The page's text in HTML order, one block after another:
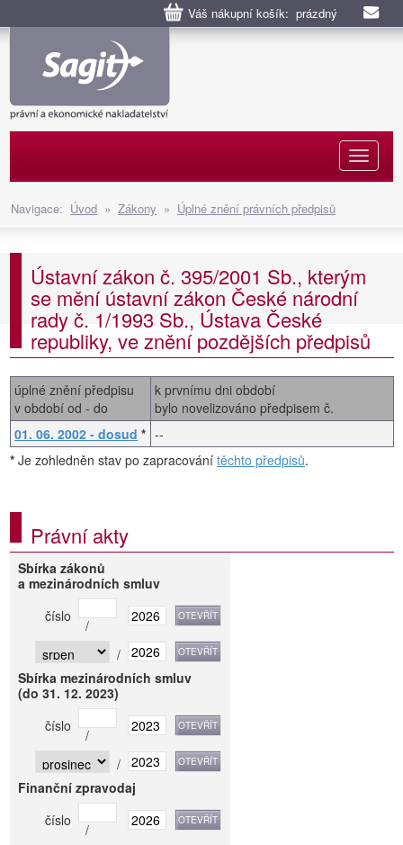
Váš nákupní košík: prázdný
Navigace: Úvod » Zákony » Úplné znění právních předpisů
Ústavní zákon č. 395/2001 Sb., kterým
se mění ústavní zákon České národní
rady č. 1/1993 Sb., Ústava České
republiky, ve znění pozdějších předpisů
úplné znění předpisu
v období od - do
k prvnímu dni období
bylo novelizováno předpisem č.
01. 06. 2002 - dosud * --
* Je zohledněn stav po zapracování těchto předpisů.
Právní akty
Sbírka zákonů
a mezinárodních smluv
číslo
/
/
Sbírka mezinárodních smluv
(do 31. 12. 2023)
číslo
/
/
Finanční zpravodaj
číslo
/